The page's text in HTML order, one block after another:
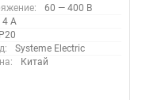
60 — 400 В
4 А
IP20
Systeme Electric
Китай